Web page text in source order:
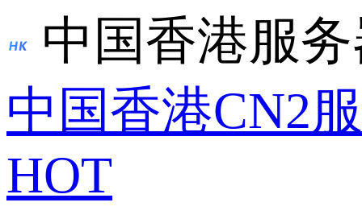
中国香港服
中国香港CN2
HOT